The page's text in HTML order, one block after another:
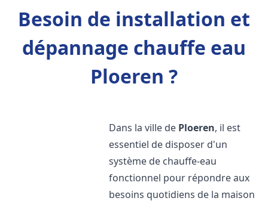
Besoin de installation et
dépannage chauffe eau
Ploeren ?
Dans la ville de Ploeren, il est
essentiel de disposer d'un
système de chauffe-eau
fonctionnel pour répondre aux
besoins quotidiens de la maison